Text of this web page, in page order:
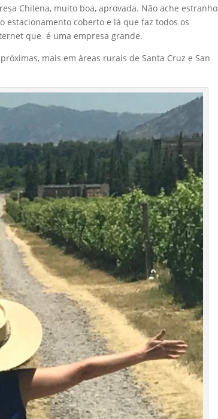
Chilena, muito boa, aprovada. Não ache estranho
estacionamento coberto e lá que faz todos os
que é uma empresa grande.
mais em áreas rurais de Santa Cruz e San